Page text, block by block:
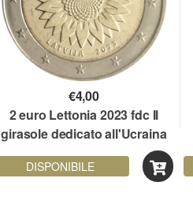
€4,00
2 euro Lettonia 2023 fdc Il
girasole dedicato all'Ucraina
DISPONIBILE